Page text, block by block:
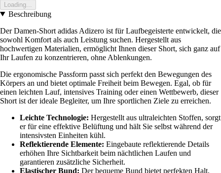
Loading...
Beschreibung
Der Damen-Short adidas Adizero ist für Laufbegeisterte entwickelt, die
sowohl Komfort als auch Leistung suchen. Hergestellt aus
hochwertigen Materialien, ermöglicht Ihnen dieser Short, sich ganz auf
Ihr Laufen zu konzentrieren, ohne Ablenkungen.
Die ergonomische Passform passt sich perfekt den Bewegungen des
Körpers an und bietet optimale Freiheit beim Bewegen. Egal, ob für
einen leichten Lauf, intensives Training oder einen Wettbewerb, dieser
Short ist der ideale Begleiter, um Ihre sportlichen Ziele zu erreichen.
Leichte Technologie: Hergestellt aus ultraleichten Stoffen, sorgt
er für eine effektive Belüftung und hält Sie selbst während der
intensivsten Einheiten kühl.
Reflektierende Elemente: Eingebaute reflektierende Details
erhöhen Ihre Sichtbarkeit beim nächtlichen Laufen und
garantieren zusätzliche Sicherheit.
Elastischer Bund: Der bequeme Bund bietet perfekten Halt,